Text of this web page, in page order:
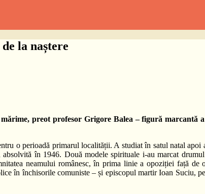
la naștere
preot profesor Grigore Balea – figură
o perioadă primarul localității. A studiat în satul natal apoi
în 1946. Două modele spirituale i-au marcat
neamului românesc, în prima linie a opoziției față de
în închisorile comuniste – și episcopul martir Ioan Suciu,